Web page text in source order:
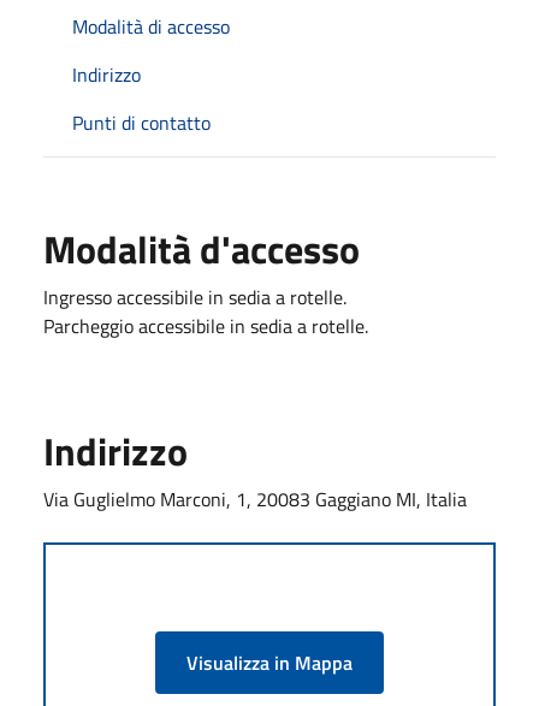
Modalità di accesso
Indirizzo
Punti di contatto
Modalità d'accesso
Ingresso accessibile in sedia a rotelle.
Parcheggio accessibile in sedia a rotelle.
Indirizzo
Via Guglielmo Marconi, 1, 20083 Gaggiano MI, Italia
Visualizza in Mappa